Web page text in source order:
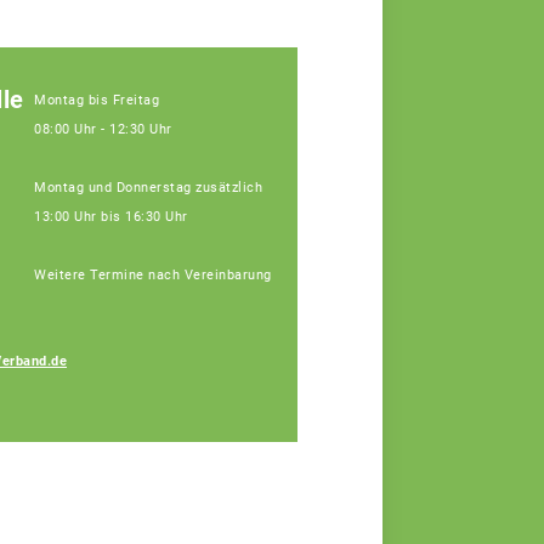
Montag bis Freitag
08:00 Uhr - 12:30 Uhr
Montag und Donnerstag zusätzlich
13:00 Uhr bis 16:30 Uhr
Weitere Termine nach Vereinbarung